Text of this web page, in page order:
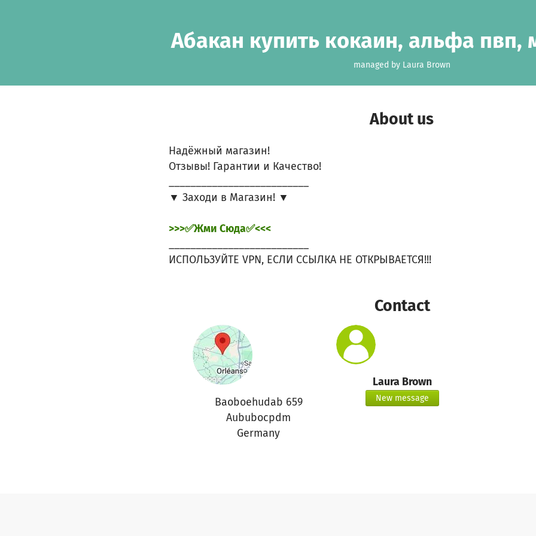
Абакан купить кокаин, альфа пвп,
managed by Laura Brown
About us
Надёжный магазин!
Отзывы! Гарантии и Качество!
▼ Заходи в Магазин! ▼
>>>✅Жми Сюда✅<<<
ИСПОЛЬЗУЙТЕ VPN, ЕСЛИ ССЫЛКА НЕ ОТКРЫВАЕТСЯ!!!
Contact
Baoboehudab 659
Aububocpdm
Germany
Laura Brown
New message